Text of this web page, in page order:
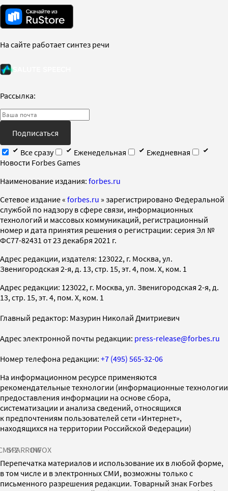
На сайте работает синтез речи
Рассылка:
Подписаться
Все сразу
Еженедельная
Ежедневная
Новости Forbes Games
Наименование издания: forbes.ru
Cетевое издание « forbes.ru » зарегистрировано Федеральной
службой по надзору в сфере связи, информационных
технологий и массовых коммуникаций, регистрационный
номер и дата принятия решения о регистрации: серия Эл №
ФС77-82431 от 23 декабря 2021 г.
Адрес редакции, издателя: 123022, г. Москва, ул.
Звенигородская 2-я, д. 13, стр. 15, эт. 4, пом. X, ком. 1
Адрес редакции: 123022, г. Москва, ул. Звенигородская 2-я, д.
13, стр. 15, эт. 4, пом. X, ком. 1
Главный редактор: Мазурин Николай Дмитриевич
Адрес электронной почты редакции: press-release@forbes.ru
Номер телефона редакции: +7 (495) 565-32-06
На информационном ресурсе применяются
рекомендательные технологии (информационные технологии
предоставления информации на основе сбора,
систематизации и анализа сведений, относящихся
к предпочтениям пользователей сети «Интернет»,
находящихся на территории Российской Федерации)
SPARROWINFOX
Перепечатка материалов и использование их в любой форме,
в том числе и в электронных СМИ, возможны только с
письменного разрешения редакции. Товарный знак Forbes